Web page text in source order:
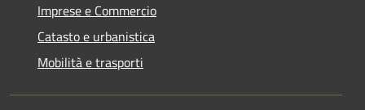
Imprese e Commercio
Catasto e urbanistica
Mobilità e trasporti